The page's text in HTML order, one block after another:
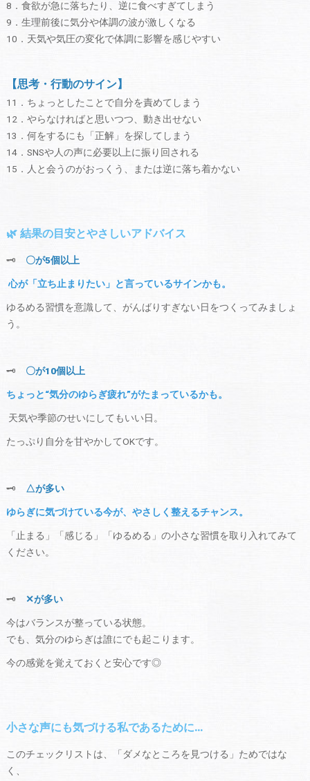
8．食欲が急に落ちたり、逆に食べすぎてしまう
9．生理前後に気分や体調の波が激しくなる
10．天気や気圧の変化で体調に影響を感じやすい
【思考・行動のサイン】
11．ちょっとしたことで自分を責めてしまう
12．やらなければと思いつつ、動き出せない
13．何をするにも「正解」を探してしまう
14．SNSや人の声に必要以上に振り回される
15．人と会うのがおっくう、または逆に落ち着かない
🌿 結果の目安とやさしいアドバイス
🗝 〇が5個以上
心が「立ち止まりたい」と言っているサインかも。
ゆるめる習慣を意識して、がんばりすぎない日をつくってみましょ
う。
🗝 〇が10個以上
ちょっと“気分のゆらぎ疲れ”がたまっているかも。
天気や季節のせいにしてもいい日。
たっぷり自分を甘やかしてOKです。
🗝 △が多い
ゆらぎに気づけている今が、やさしく整えるチャンス。
「止まる」「感じる」「ゆるめる」の小さな習慣を取り入れてみて
ください。
🗝 ✕が多い
今はバランスが整っている状態。
でも、気分のゆらぎは誰にでも起こります。
今の感覚を覚えておくと安心です◎
小さな声にも気づける私であるために…
このチェックリストは、「ダメなところを見つける」ためではな
く、